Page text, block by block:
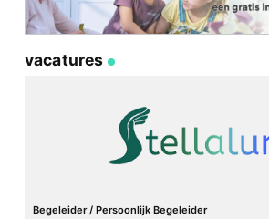
vacatures
Begeleider / Persoonlijk Begeleider